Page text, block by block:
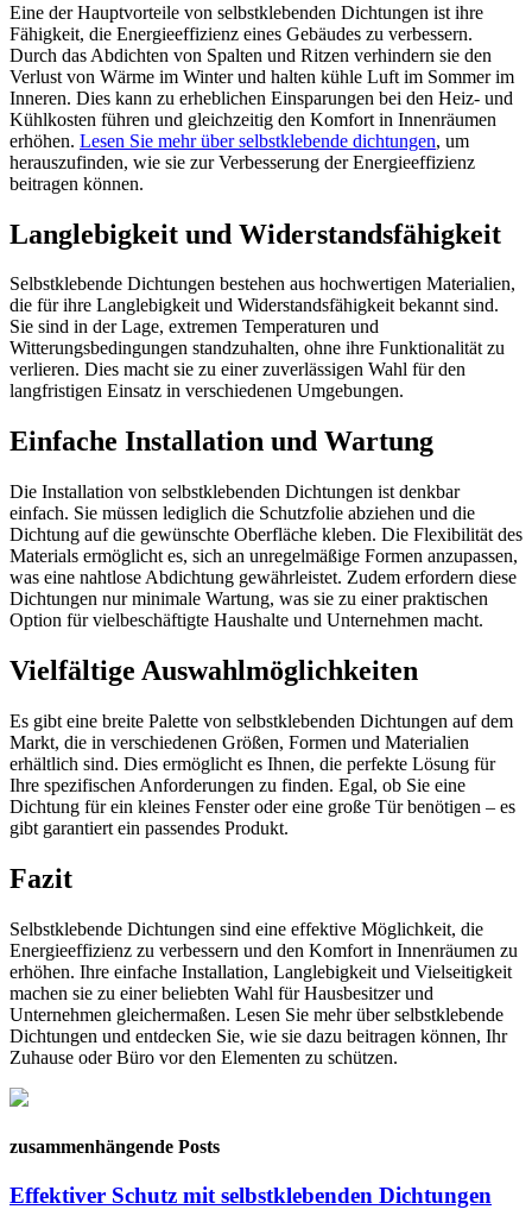
Eine der Hauptvorteile von selbstklebenden Dichtungen ist ihre
Fähigkeit, die Energieeffizienz eines Gebäudes zu verbessern.
Durch das Abdichten von Spalten und Ritzen verhindern sie den
Verlust von Wärme im Winter und halten kühle Luft im Sommer im
Inneren. Dies kann zu erheblichen Einsparungen bei den Heiz- und
Kühlkosten führen und gleichzeitig den Komfort in Innenräumen
erhöhen. Lesen Sie mehr über selbstklebende dichtungen, um
herauszufinden, wie sie zur Verbesserung der Energieeffizienz
beitragen können.
Langlebigkeit und Widerstandsfähigkeit
Selbstklebende Dichtungen bestehen aus hochwertigen Materialien,
die für ihre Langlebigkeit und Widerstandsfähigkeit bekannt sind.
Sie sind in der Lage, extremen Temperaturen und
Witterungsbedingungen standzuhalten, ohne ihre Funktionalität zu
verlieren. Dies macht sie zu einer zuverlässigen Wahl für den
langfristigen Einsatz in verschiedenen Umgebungen.
Einfache Installation und Wartung
Die Installation von selbstklebenden Dichtungen ist denkbar
einfach. Sie müssen lediglich die Schutzfolie abziehen und die
Dichtung auf die gewünschte Oberfläche kleben. Die Flexibilität des
Materials ermöglicht es, sich an unregelmäßige Formen anzupassen,
was eine nahtlose Abdichtung gewährleistet. Zudem erfordern diese
Dichtungen nur minimale Wartung, was sie zu einer praktischen
Option für vielbeschäftigte Haushalte und Unternehmen macht.
Vielfältige Auswahlmöglichkeiten
Es gibt eine breite Palette von selbstklebenden Dichtungen auf dem
Markt, die in verschiedenen Größen, Formen und Materialien
erhältlich sind. Dies ermöglicht es Ihnen, die perfekte Lösung für
Ihre spezifischen Anforderungen zu finden. Egal, ob Sie eine
Dichtung für ein kleines Fenster oder eine große Tür benötigen – es
gibt garantiert ein passendes Produkt.
Fazit
Selbstklebende Dichtungen sind eine effektive Möglichkeit, die
Energieeffizienz zu verbessern und den Komfort in Innenräumen zu
erhöhen. Ihre einfache Installation, Langlebigkeit und Vielseitigkeit
machen sie zu einer beliebten Wahl für Hausbesitzer und
Unternehmen gleichermaßen. Lesen Sie mehr über selbstklebende
Dichtungen und entdecken Sie, wie sie dazu beitragen können, Ihr
Zuhause oder Büro vor den Elementen zu schützen.
zusammenhängende Posts
Effektiver Schutz mit selbstklebenden Dichtungen